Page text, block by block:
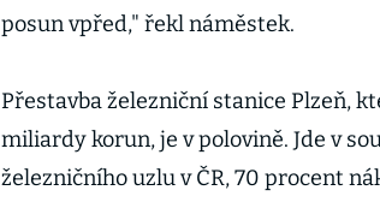
posun vpřed," řekl náměstek.
Přestavba železniční stanice Plzeň,
miliardy korun, je v polovině. Jde v
železničního uzlu v ČR, 70 procent